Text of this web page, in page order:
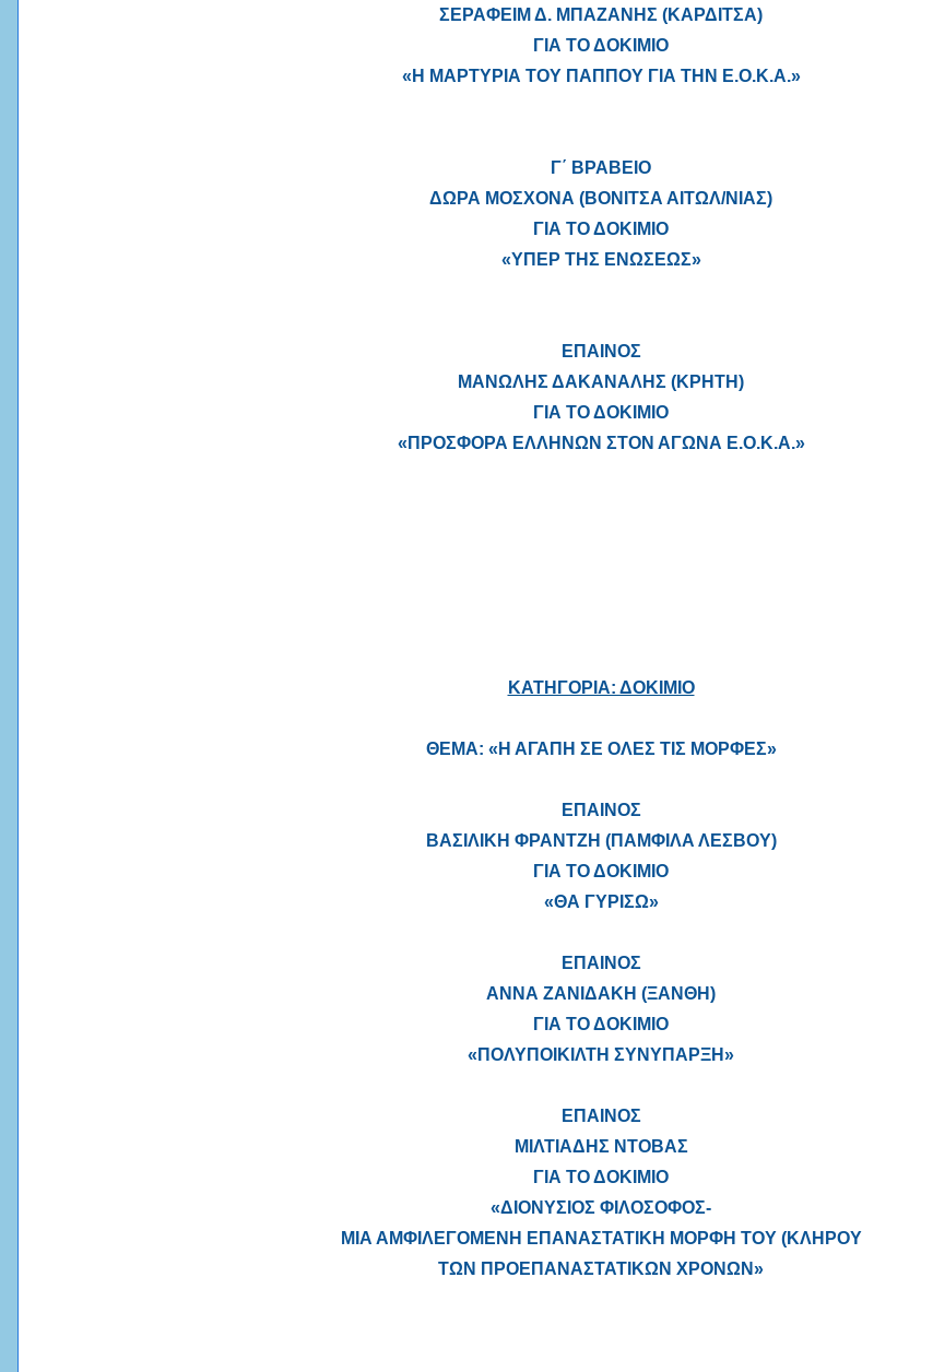
ΣΕΡΑΦΕΙΜ Δ. ΜΠΑΖΑΝΗΣ (ΚΑΡΔΙΤΣΑ)
ΓΙΑ ΤΟ ΔΟΚΙΜΙΟ
«Η ΜΑΡΤΥΡΙΑ ΤΟΥ ΠΑΠΠΟΥ ΓΙΑ ΤΗΝ Ε.Ο.Κ.Α.»
Γ΄ ΒΡΑΒΕΙΟ
ΔΩΡΑ ΜΟΣΧΟΝΑ (ΒΟΝΙΤΣΑ ΑΙΤΩΛ/ΝΙΑΣ)
ΓΙΑ ΤΟ ΔΟΚΙΜΙΟ
«ΥΠΕΡ ΤΗΣ ΕΝΩΣΕΩΣ»
ΕΠΑΙΝΟΣ
ΜΑΝΩΛΗΣ ΔΑΚΑΝΑΛΗΣ (ΚΡΗΤΗ)
ΓΙΑ ΤΟ ΔΟΚΙΜΙΟ
«ΠΡΟΣΦΟΡΑ ΕΛΛΗΝΩΝ ΣΤΟΝ ΑΓΩΝΑ Ε.Ο.Κ.Α.»
ΚΑΤΗΓΟΡΙΑ: ΔΟΚΙΜΙΟ
ΘΕΜΑ: «Η ΑΓΑΠΗ ΣΕ ΟΛΕΣ ΤΙΣ ΜΟΡΦΕΣ»
ΕΠΑΙΝΟΣ
ΒΑΣΙΛΙΚΗ ΦΡΑΝΤΖΗ (ΠΑΜΦΙΛΑ ΛΕΣΒΟΥ)
ΓΙΑ ΤΟ ΔΟΚΙΜΙΟ
«ΘΑ ΓΥΡΙΣΩ»
ΕΠΑΙΝΟΣ
ΑΝΝΑ ΖΑΝΙΔΑΚΗ (ΞΑΝΘΗ)
ΓΙΑ ΤΟ ΔΟΚΙΜΙΟ
«ΠΟΛΥΠΟΙΚΙΛΤΗ ΣΥΝΥΠΑΡΞΗ»
ΕΠΑΙΝΟΣ
ΜΙΛΤΙΑΔΗΣ ΝΤΟΒΑΣ
ΓΙΑ ΤΟ ΔΟΚΙΜΙΟ
«ΔΙΟΝΥΣΙΟΣ ΦΙΛΟΣΟΦΟΣ-
ΜΙΑ ΑΜΦΙΛΕΓΟΜΕΝΗ ΕΠΑΝΑΣΤΑΤΙΚΗ ΜΟΡΦΗ ΤΟΥ (ΚΛΗΡΟΥ
ΤΩΝ ΠΡΟΕΠΑΝΑΣΤΑΤΙΚΩΝ ΧΡΟΝΩΝ»